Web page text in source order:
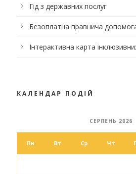
Гід з державних послуг
Безоплатна правнича
Інтерактивна карта
КАЛЕНДАР ПОДІЙ
СЕРПЕНЬ 2026
Пн Вт Ср Чт